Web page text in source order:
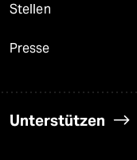
Stellen
Presse
Unterstützen